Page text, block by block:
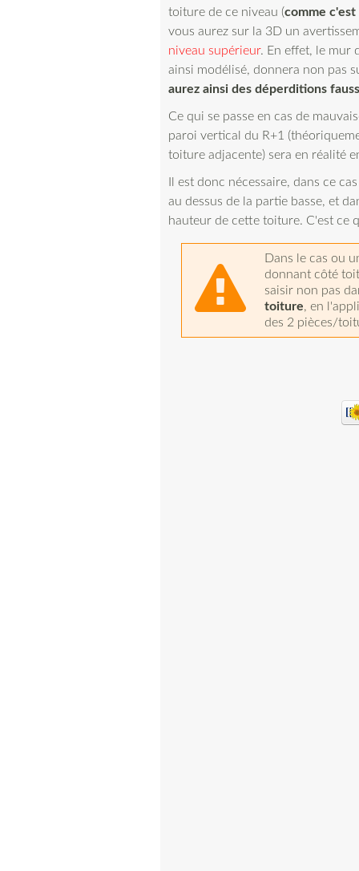
toiture de ce niveau (comme c'est
vous aurez sur la 3D un
niveau supérieur. En effet, le mur
ainsi modélisé, donnera non pas
aurez ainsi des déperditions
Ce qui se passe en cas de
paroi vertical du R+1
toiture adjacente) sera en réalité
Il est donc nécessaire, dans ce
au dessus de la partie basse, et
hauteur de cette toiture. C'est ce
Dans le cas ou
donnant côté
saisir non pas
toiture, en
des 2 pièces/